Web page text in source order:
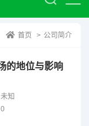
首页 > 公司简介
的地位与影响
未知
0